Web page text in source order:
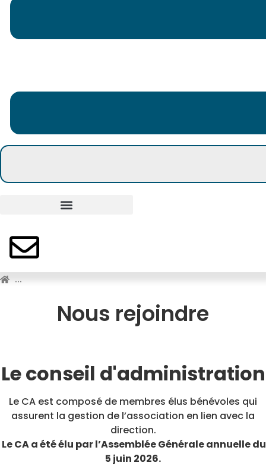
...
Nous rejoindre
Le conseil d'administration
Le CA est composé de membres élus bénévoles qui
assurent la gestion de l’association en lien avec la
direction.
Le CA a été élu par l’Assemblée Généraleannuelle du
5 juin 2026.